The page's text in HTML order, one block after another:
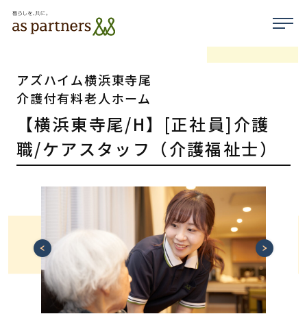
アズハイム横浜東寺尾
介護付有料老人ホーム
【横浜東寺尾/H】[正社員]介護
職/ケアスタッフ（介護福祉士）